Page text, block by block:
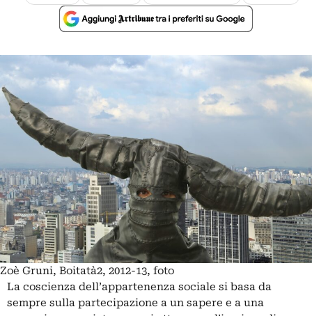
Zoè Gruni, Boitatà2, 2012-13, foto
La coscienza dell’ap­partenenza sociale si basa da
sempre sulla partecipazione a un sapere e a una